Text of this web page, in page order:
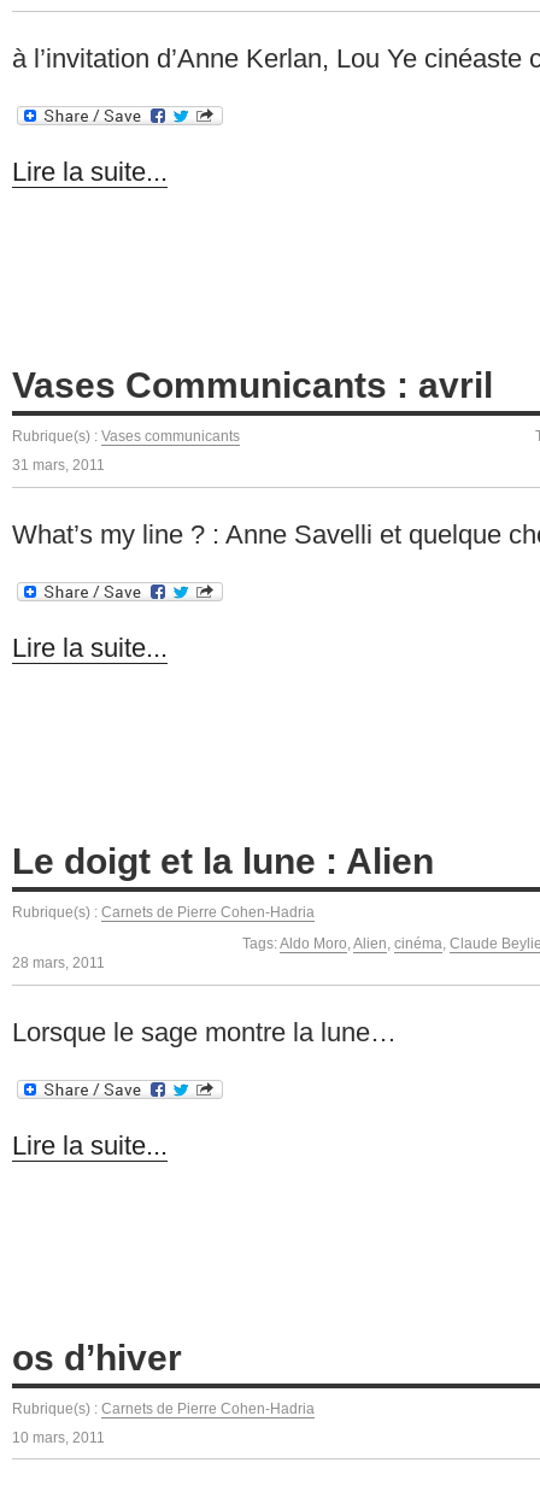
à l’invitation d’Anne Kerlan, Lou Ye cinéaste
Lire la suite...
Vases Communicants : avril
Rubrique(s) : Vases communicants
31 mars, 2011
What’s my line ? : Anne Savelli et quelque
Lire la suite...
Le doigt et la lune : Alien
Rubrique(s) : Carnets de Pierre Cohen-Hadria
Tags:Aldo Moro Alien cinéma Claude
28 mars, 2011
Lorsque le sage montre la lune…
Lire la suite...
os d’hiver
Rubrique(s) : Carnets de Pierre Cohen-Hadria
10 mars, 2011